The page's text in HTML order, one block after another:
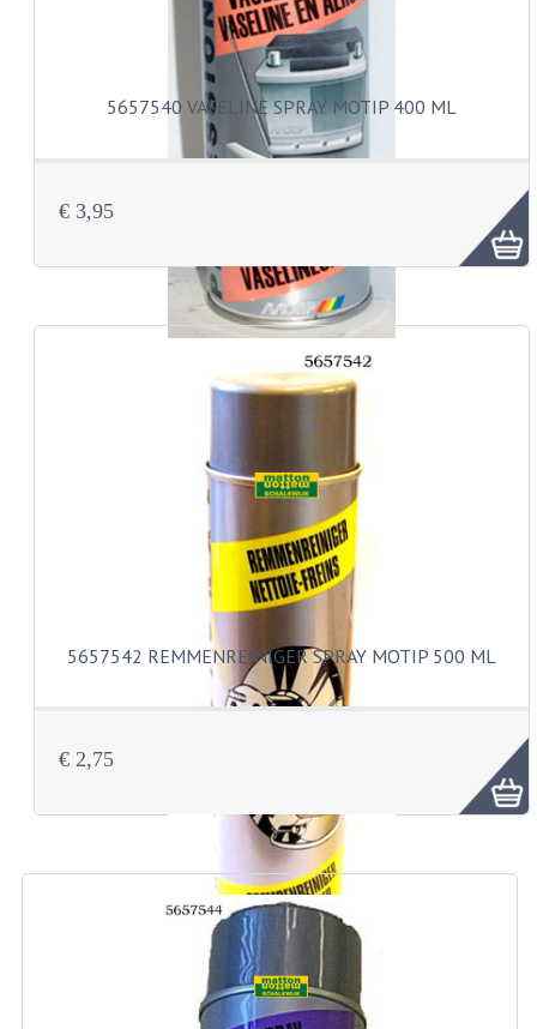
E10
BA15S
BAX15D
PX15D
LICHTSNOER EN KRIMPKOUS
REMLEIDINGEN
SMEERMIDDELEN
SPROEIERSET BING 26MM
SPROEIERSET BING 33MM
SPROEIERSET BING 6 KANT 44-051
SPROEIERSET MIKUNI ZESKANT
SPROEIERSET BING KLEIN 44-021
BEVESTIGINGSMATERIALEN
RVS
MOEREN
MOEREN
5657540 VASELINE SPRAY MOTIP 400 ML
€ 3,95
5657542 REMMENREINIGER SPRAY MOTIP 500 ML
€ 2,75